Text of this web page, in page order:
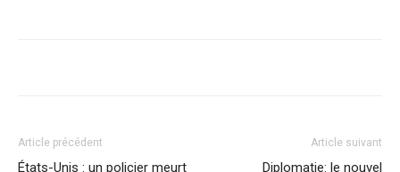
Article précédent
États-Unis : un policier meurt
Article suivant
Diplomatie: le nouvel